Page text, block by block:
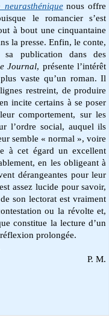
nous offre
le romancier s’est
à bout une cinquantaine
la presse. Enfin, le conte,
publication dans des
Journal, présente l’intérêt
vaste qu’un roman. Il
restreint, de produire
incite certains à se poser
comportement, sur les
l’ordre social, auquel ils
semble « normal », voire
à cet égard un excellent
en les obligeant à
dérangeantes pour leur
assez lucide pour savoir,
son lectorat est vraiment
ou la révolte et,
constitue la lecture d’un
prolongée.
P. M.